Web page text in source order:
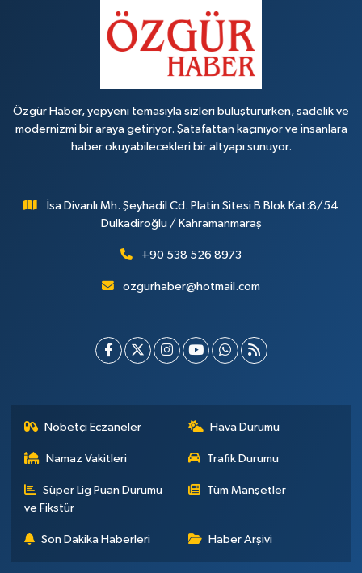
Özgür Haber, yepyeni temasıyla sizleri buluştururken, sadelik ve
modernizmi bir araya getiriyor. Şatafattan kaçınıyor ve insanlara
haber okuyabilecekleri bir altyapı sunuyor.
İsa Divanlı Mh. Şeyhadil Cd. Platin Sitesi B Blok Kat:8/54
Dulkadiroğlu / Kahramanmaraş
+90 538 526 8973
ozgurhaber@hotmail.com
Nöbetçi Eczaneler Hava Durumu
Namaz Vakitleri Trafik Durumu
Süper Lig Puan Durumu
ve Fikstür
Tüm Manşetler
Son Dakika Haberleri Haber Arşivi